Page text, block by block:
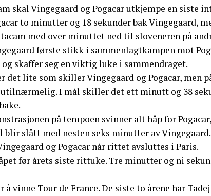
skal Vingegaard og Pogacar utkjempe en siste
to minutter og 18 sekunder bak Vingegaard,
med over minuttet ned til sloveneren på
første stikk i sammenlagtkampen mot
skaffer seg en viktig luke i sammendraget.
det lite som skiller Vingegaard og Pogacar, men
I mål skiller det ett minutt og 38
på tempoen svinner alt håp for
slått med nesten seks minutter av
og Pogacar når rittet avsluttes i Paris.
før årets siste rittuke. Tre minutter og ni
vinne Tour de France. De siste to årene har